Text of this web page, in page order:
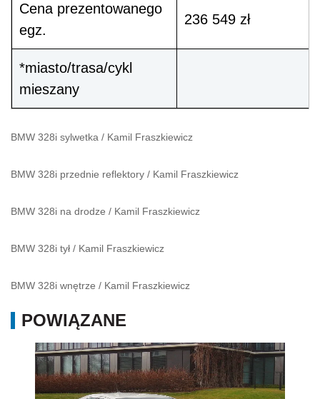
Cena prezentowanego
egz.
236 549 zł
*miasto/trasa/cykl
mieszany
BMW 328i sylwetka / Kamil Fraszkiewicz
BMW 328i przednie reflektory / Kamil Fraszkiewicz
BMW 328i na drodze / Kamil Fraszkiewicz
BMW 328i tył / Kamil Fraszkiewicz
BMW 328i wnętrze / Kamil Fraszkiewicz
POWIĄZANE